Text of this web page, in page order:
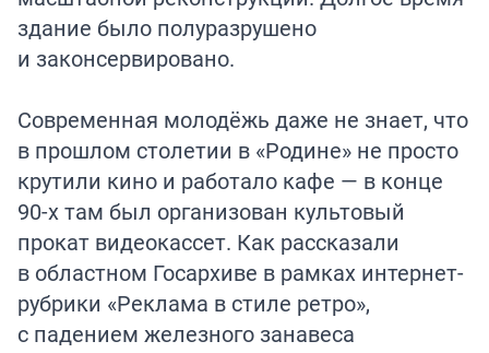
здание было полуразрушено
и законсервировано.
Современная молодёжь даже не знает, что
в прошлом столетии в «Родине» не просто
крутили кино и работало кафе — в конце
90-х там был организован культовый
прокат видеокассет. Как рассказали
в областном Госархиве в рамках интернет-
рубрики «Реклама в стиле ретро»,
с падением железного занавеса